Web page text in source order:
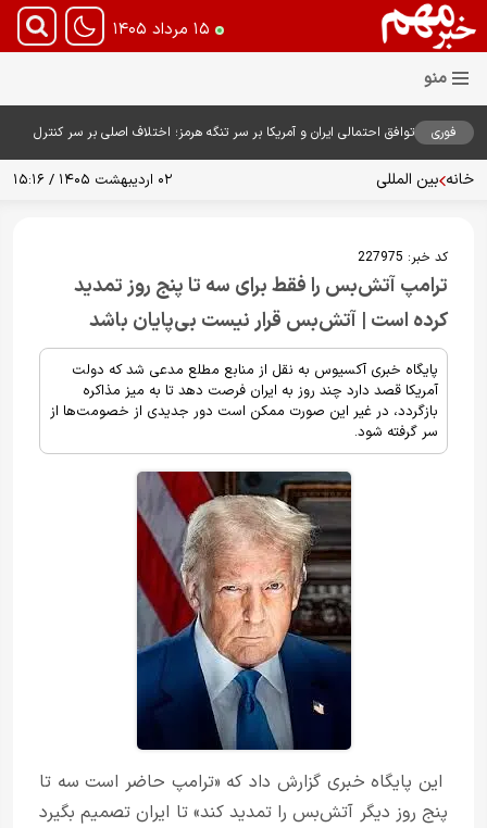
۱۵ مرداد ۱۴۰۵
فوری
توافق احتمالی ایران و آمریکا بر سر تنگه هرمز؛ اختلاف اصلی بر سر کنترل
خانه بین المللی ۰۲ اردیبهشت ۱۴۰۵ / ۱۵:۱۶
کد خبر: 227975
ترامپ آتش‌بس را فقط برای سه تا پنج روز تمدید
کرده است | آتش‌بس قرار نیست بی‌پایان باشد
پایگاه خبری آکسیوس به نقل از منابع مطلع مدعی شد که دولت
آمریکا قصد دارد چند روز به ایران فرصت دهد تا به میز مذاکره
بازگردد، در غیر این صورت ممکن است دور جدیدی از خصومت‌ها از
سر گرفته شود.
این پایگاه خبری گزارش داد که «ترامپ حاضر است سه تا
پنج روز دیگر آتش‌بس را تمدید کند» تا ایران تصمیم بگیرد